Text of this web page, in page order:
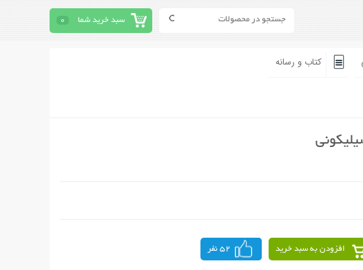
سبد خرید شما 0
کتاب و رسانه
افزودن به سبد خرید 52 نفر